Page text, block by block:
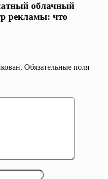
облачный
рекламы: что
Обязательные поля